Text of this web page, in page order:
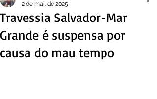
Travessia Salvador-Mar
Grande é suspensa por
causa do mau tempo
2 de mai. de 2025